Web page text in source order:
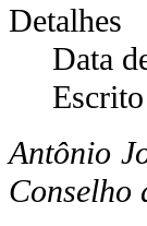
Detalhes
Data
Antônio
Conselho